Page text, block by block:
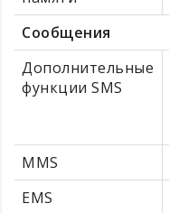
Сообщения
Дополнительные
функции SMS
MMS
EMS